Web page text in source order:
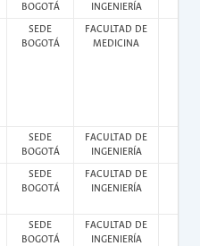
BOGOTÁ
INGENIERÍA
SEDE
BOGOTÁ
FACULTAD DE
MEDICINA
SEDE
BOGOTÁ
FACULTAD DE
INGENIERÍA
SEDE
BOGOTÁ
FACULTAD DE
INGENIERÍA
SEDE
BOGOTÁ
FACULTAD DE
INGENIERÍA